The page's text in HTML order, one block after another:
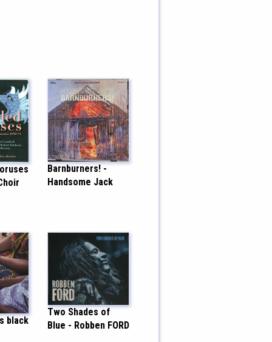
Barnburners! -
Handsome Jack
black
Two Shades of
Blue - Robben FORD